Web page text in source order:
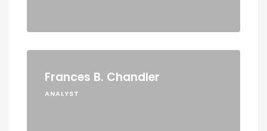
Frances B. Chandler
ANALYST